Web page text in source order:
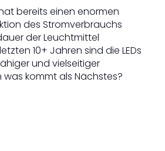
bereits einen enormen
des Stromverbrauchs
der Leuchtmittel
10+ Jahren sind die LEDs
und vielseitiger
kommt als Nächstes?